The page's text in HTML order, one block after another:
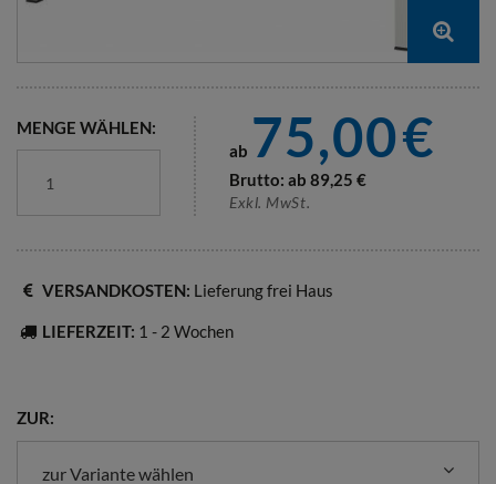
MENGE WÄHLEN:
ab 75,00€
Brutto: ab 89,25 €
Exkl. MwSt.
VERSANDKOSTEN: Lieferung frei Haus
LIEFERZEIT: 1 - 2 Wochen
ZUR:
zur Variante wählen